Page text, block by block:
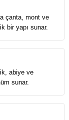
çanta, mont ve
bir yapı sunar.
abiye ve
sunar.